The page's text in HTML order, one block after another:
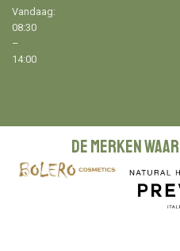
Vandaag:
08:30
–
14:00
De merken